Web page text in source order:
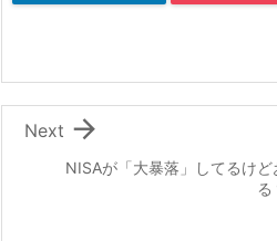
NISAが「大暴落」してるけど

Next